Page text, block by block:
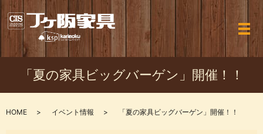
メ
「夏の家具ビッグバーゲン」開催！！
HOME イベント情報 「夏の家具ビッグバーゲン」開催！！